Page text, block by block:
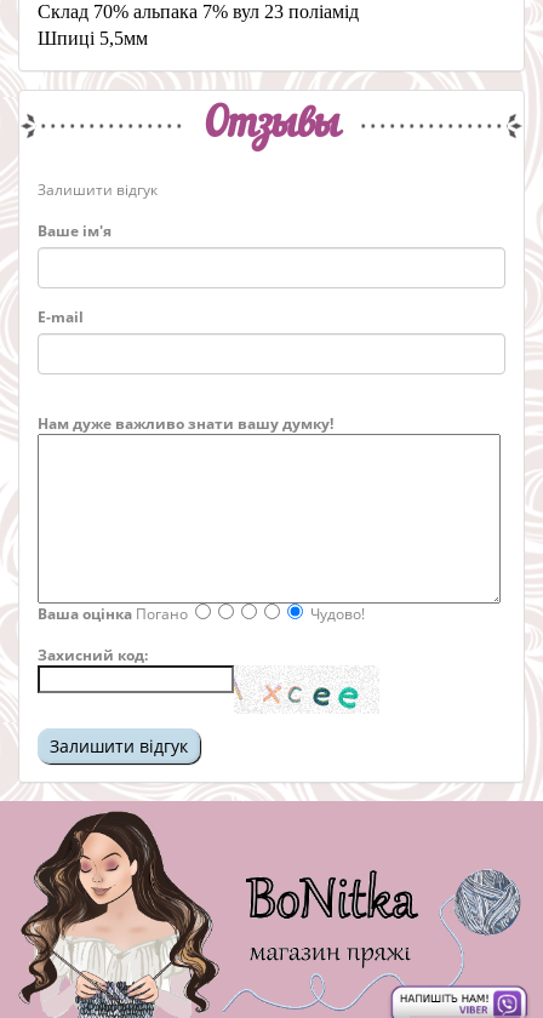
Склад 70% альпака 7% вул 23 поліамід
Шпиці 5,5мм
Отзывы
Залишити відгук
Ваше ім'я
E-mail
Нам дуже важливо знати вашу думку!
Ваша оцінка Погано
Чудово!
Захисний код: